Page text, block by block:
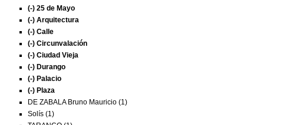
(-) 25 de Mayo
(-) Arquitectura
(-) Calle
(-) Circunvalación
(-) Ciudad Vieja
(-) Durango
(-) Palacio
(-) Plaza
DE ZABALA Bruno Mauricio (1)
Solís (1)